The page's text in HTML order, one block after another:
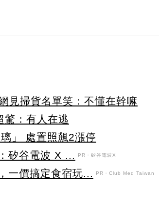
見掃貨名單笑：不懂在幹嘛
驚：有人在逃
」 處置照飆2漲停
矽谷電波 X ...
PR・矽谷電波X
一價搞定食宿玩... PR・Club Med Taiwan